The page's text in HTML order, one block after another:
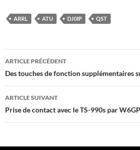
ARRL ATU DJ0IP QST
Navigation
des
articles
ARTICLE PRÉCÉDENT
Des touches de fonction supplémentaires
ARTICLE SUIVANT
Prise de contact avec le TS-990s par